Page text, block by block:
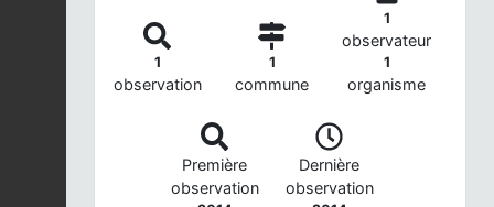
1
observation
1
commune
1
observateur
1
organisme
Première
observation
Dernière
observation